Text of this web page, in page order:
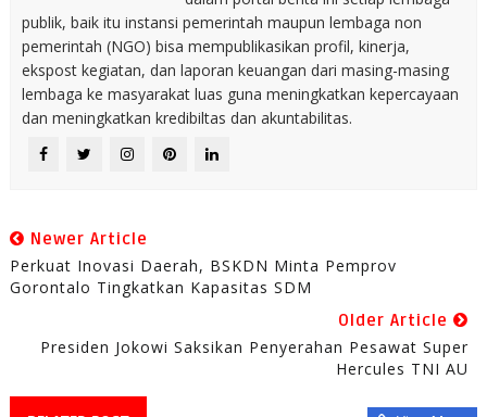
publik, baik itu instansi pemerintah maupun lembaga non
pemerintah (NGO) bisa mempublikasikan profil, kinerja,
ekspost kegiatan, dan laporan keuangan dari masing-masing
lembaga ke masyarakat luas guna meningkatkan kepercayaan
dan meningkatkan kredibiltas dan akuntabilitas.
Newer Article
Perkuat Inovasi Daerah, BSKDN Minta Pemprov
Gorontalo Tingkatkan Kapasitas SDM
Older Article
Presiden Jokowi Saksikan Penyerahan Pesawat Super
Hercules TNI AU